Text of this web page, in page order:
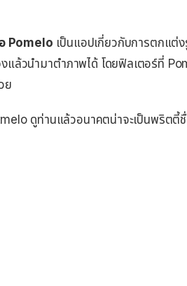
Pomelo เป็นแอปเกี่ยวกับการตกแต่
ล้วนำมาตำภาพได้ โดยฟิลเตอร์ที่
ย
ดูท่านแล้วอนาคตน่าจะเป็นพริตตี้